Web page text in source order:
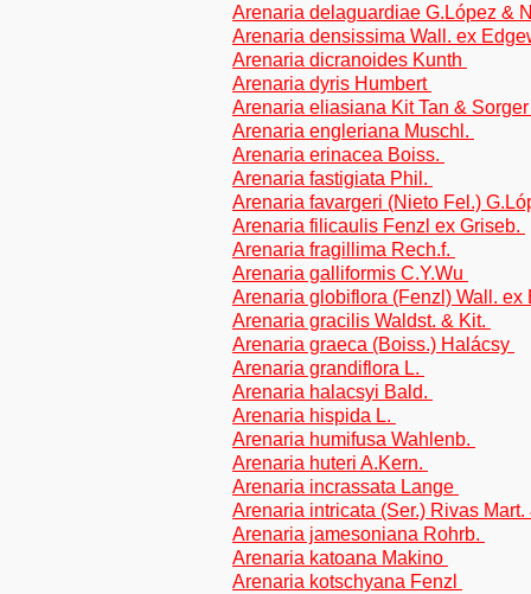
Arenaria delaguardiae G.López &
Arenaria densissima Wall. ex
Arenaria dicranoides Kunth
Arenaria dyris Humbert
Arenaria eliasiana Kit Tan &
Arenaria engleriana Muschl.
Arenaria erinacea Boiss.
Arenaria fastigiata Phil.
Arenaria favargeri (Nieto Fel.)
Arenaria filicaulis Fenzl ex Griseb.
Arenaria fragillima Rech.f.
Arenaria galliformis C.Y.Wu
Arenaria globiflora (Fenzl) Wall.
Arenaria gracilis Waldst. & Kit.
Arenaria graeca (Boiss.) Halácsy
Arenaria grandiflora L.
Arenaria halacsyi Bald.
Arenaria hispida L.
Arenaria humifusa Wahlenb.
Arenaria huteri A.Kern.
Arenaria incrassata Lange
Arenaria intricata (Ser.) Rivas
Arenaria jamesoniana Rohrb.
Arenaria katoana Makino
Arenaria kotschyana Fenzl